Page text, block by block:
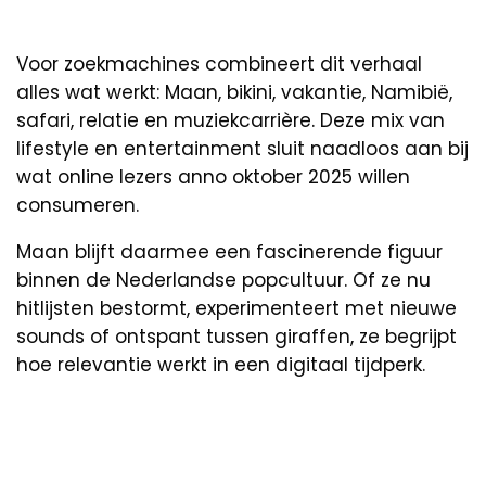
Voor zoekmachines combineert dit verhaal
alles wat werkt: Maan, bikini, vakantie, Namibië,
safari, relatie en muziekcarrière. Deze mix van
lifestyle en entertainment sluit naadloos aan bij
wat online lezers anno oktober 2025 willen
consumeren.
Maan blijft daarmee een fascinerende figuur
binnen de Nederlandse popcultuur. Of ze nu
hitlijsten bestormt, experimenteert met nieuwe
sounds of ontspant tussen giraffen, ze begrijpt
hoe relevantie werkt in een digitaal tijdperk.